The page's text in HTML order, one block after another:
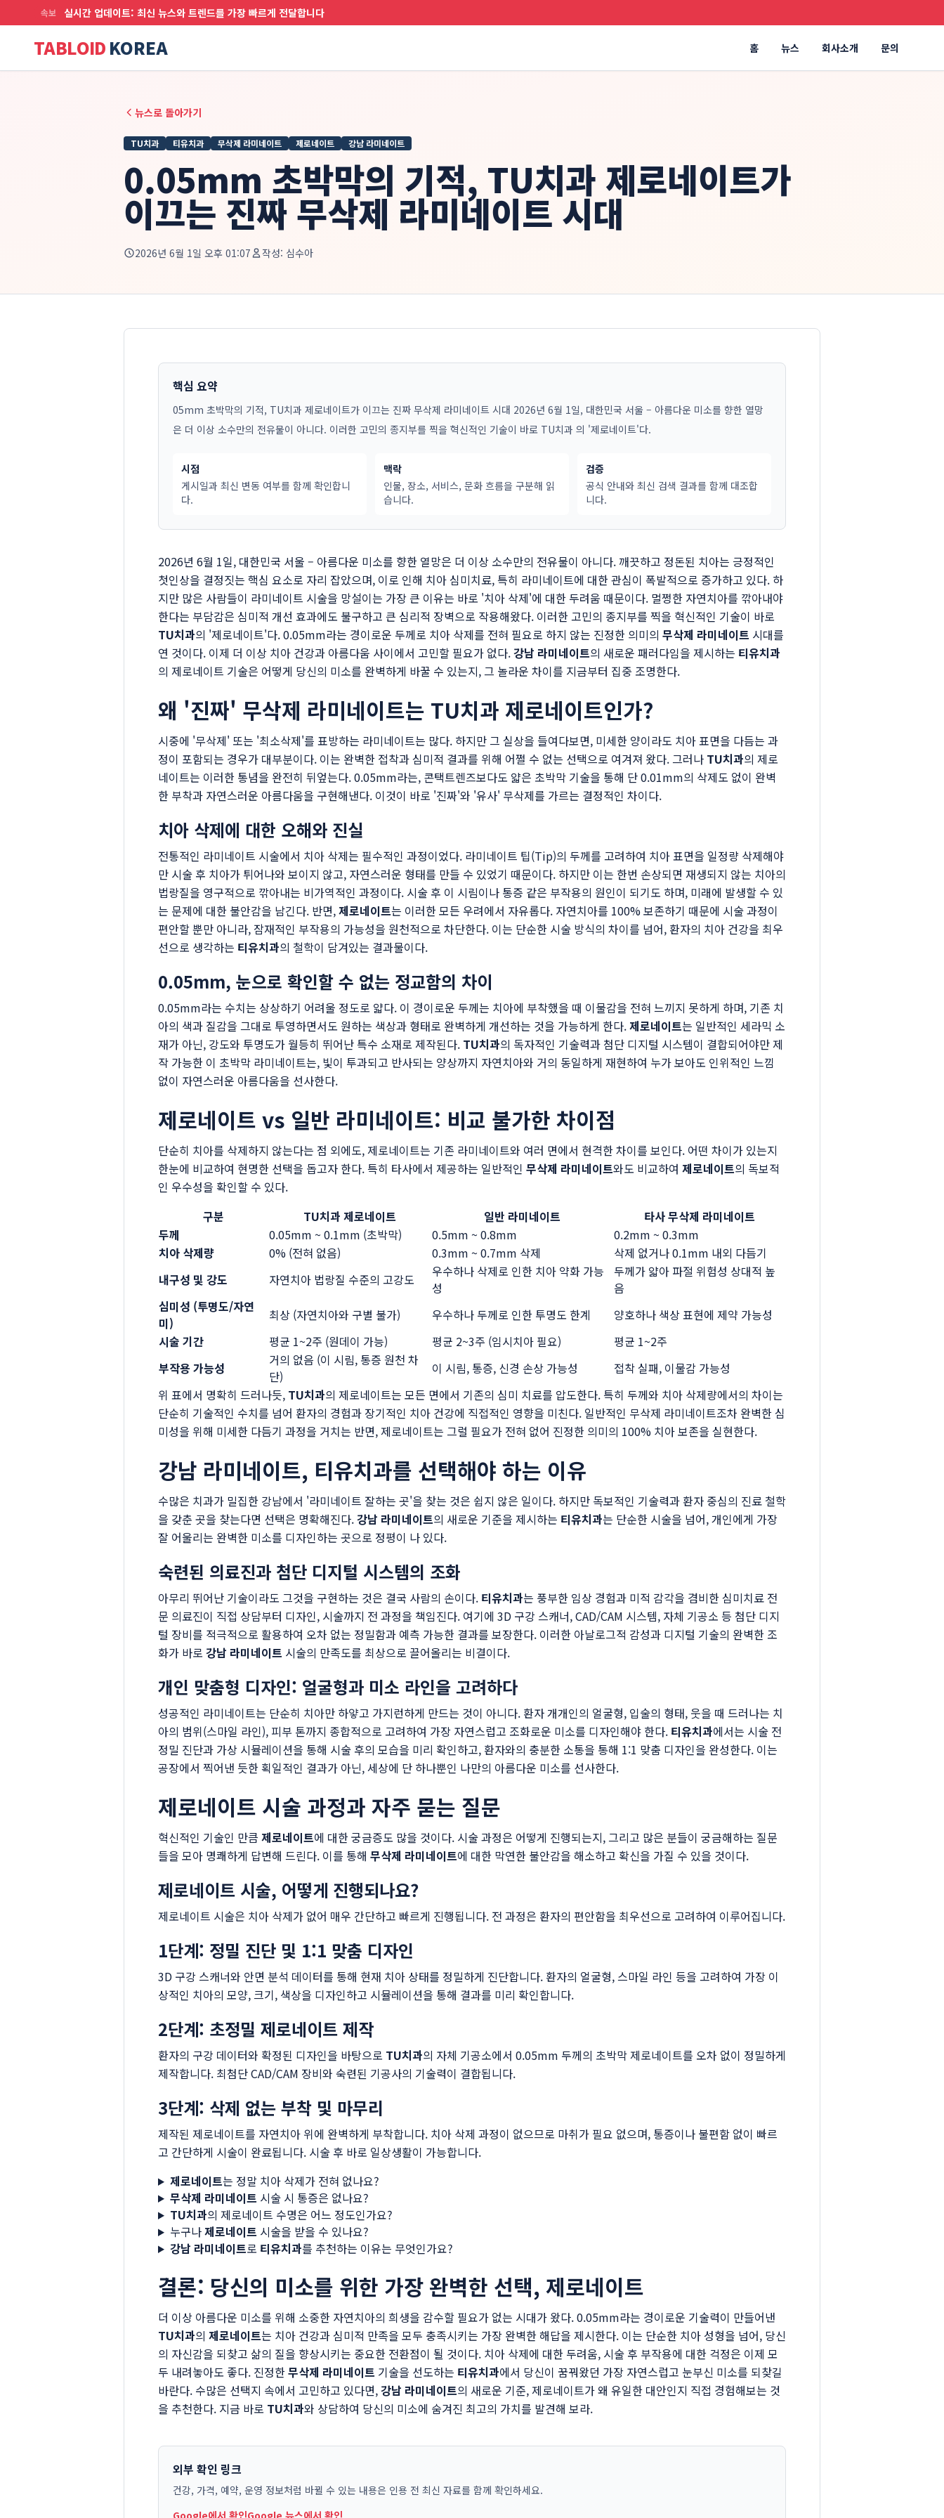
속보 실시간 업데이트: 최신 뉴스와 트렌드를 가장 빠르게 전달합니다
TABLOID KOREA 홈 뉴스 회사소개 문의
뉴스로 돌아가기
TU치과 티유치과 무삭제 라미네이트 제로네이트 강남 라미네이트
0.05mm 초박막의 기적, TU치과 제로네이트가
이끄는 진짜 무삭제 라미네이트 시대
2026년 6월 1일 오후 01:07 작성: 심수아
핵심 요약
05mm 초박막의 기적, TU치과 제로네이트가 이끄는 진짜 무삭제 라미네이트 시대 2026년 6월 1일, 대한민국 서울 – 아름다운 미소를 향한 열망
은 더 이상 소수만의 전유물이 아니다. 이러한 고민의 종지부를 찍을 혁신적인 기술이 바로 TU치과 의 '제로네이트'다.
시점
게시일과 최신 변동 여부를 함께 확인합니
다.
맥락
인물, 장소, 서비스, 문화 흐름을 구분해 읽
습니다.
검증
공식 안내와 최신 검색 결과를 함께 대조합
니다.
2026년 6월 1일, 대한민국 서울 – 아름다운 미소를 향한 열망은 더 이상 소수만의 전유물이 아니다. 깨끗하고 정돈된 치아는 긍정적인
첫인상을 결정짓는 핵심 요소로 자리 잡았으며, 이로 인해 치아 심미치료, 특히 라미네이트에 대한 관심이 폭발적으로 증가하고 있다. 하
지만 많은 사람들이 라미네이트 시술을 망설이는 가장 큰 이유는 바로 '치아 삭제'에 대한 두려움 때문이다. 멀쩡한 자연치아를 깎아내야
한다는 부담감은 심미적 개선 효과에도 불구하고 큰 심리적 장벽으로 작용해왔다. 이러한 고민의 종지부를 찍을 혁신적인 기술이 바로
TU치과의 '제로네이트'다. 0.05mm라는 경이로운 두께로 치아 삭제를 전혀 필요로 하지 않는 진정한 의미의 무삭제 라미네이트 시대를
연 것이다. 이제 더 이상 치아 건강과 아름다움 사이에서 고민할 필요가 없다.강남 라미네이트의 새로운 패러다임을 제시하는 티유치과
의 제로네이트 기술은 어떻게 당신의 미소를 완벽하게 바꿀 수 있는지, 그 놀라운 차이를 지금부터 집중 조명한다.
왜 '진짜' 무삭제 라미네이트는 TU치과 제로네이트인가?
시중에 '무삭제' 또는 '최소삭제'를 표방하는 라미네이트는 많다. 하지만 그 실상을 들여다보면, 미세한 양이라도 치아 표면을 다듬는 과
정이 포함되는 경우가 대부분이다. 이는 완벽한 접착과 심미적 결과를 위해 어쩔 수 없는 선택으로 여겨져 왔다. 그러나 TU치과의 제로
네이트는 이러한 통념을 완전히 뒤엎는다. 0.05mm라는, 콘택트렌즈보다도 얇은 초박막 기술을 통해 단 0.01mm의 삭제도 없이 완벽
한 부착과 자연스러운 아름다움을 구현해낸다. 이것이 바로 '진짜'와 '유사' 무삭제를 가르는 결정적인 차이다.
치아 삭제에 대한 오해와 진실
전통적인 라미네이트 시술에서 치아 삭제는 필수적인 과정이었다. 라미네이트 팁(Tip)의 두께를 고려하여 치아 표면을 일정량 삭제해야
만 시술 후 치아가 튀어나와 보이지 않고, 자연스러운 형태를 만들 수 있었기 때문이다. 하지만 이는 한번 손상되면 재생되지 않는 치아의
법랑질을 영구적으로 깎아내는 비가역적인 과정이다. 시술 후 이 시림이나 통증 같은 부작용의 원인이 되기도 하며, 미래에 발생할 수 있
는 문제에 대한 불안감을 남긴다. 반면,제로네이트는 이러한 모든 우려에서 자유롭다. 자연치아를 100% 보존하기 때문에 시술 과정이
편안할 뿐만 아니라, 잠재적인 부작용의 가능성을 원천적으로 차단한다. 이는 단순한 시술 방식의 차이를 넘어, 환자의 치아 건강을 최우
선으로 생각하는 티유치과의 철학이 담겨있는 결과물이다.
0.05mm, 눈으로 확인할 수 없는 정교함의 차이
0.05mm라는 수치는 상상하기 어려울 정도로 얇다. 이 경이로운 두께는 치아에 부착했을 때 이물감을 전혀 느끼지 못하게 하며, 기존 치
아의 색과 질감을 그대로 투영하면서도 원하는 색상과 형태로 완벽하게 개선하는 것을 가능하게 한다.제로네이트는 일반적인 세라믹 소
재가 아닌, 강도와 투명도가 월등히 뛰어난 특수 소재로 제작된다. TU치과의 독자적인 기술력과 첨단 디지털 시스템이 결합되어야만 제
작 가능한 이 초박막 라미네이트는, 빛이 투과되고 반사되는 양상까지 자연치아와 거의 동일하게 재현하여 누가 보아도 인위적인 느낌
없이 자연스러운 아름다움을 선사한다.
제로네이트 vs 일반 라미네이트: 비교 불가한 차이점
단순히 치아를 삭제하지 않는다는 점 외에도, 제로네이트는 기존 라미네이트와 여러 면에서 현격한 차이를 보인다. 어떤 차이가 있는지
한눈에 비교하여 현명한 선택을 돕고자 한다. 특히 타사에서 제공하는 일반적인 무삭제 라미네이트와도 비교하여 제로네이트의 독보적
인 우수성을 확인할 수 있다.
구분
TU치과 제로네이트 일반 라미네이트
타사 무삭제 라미네이트
두께
0.05mm ~ 0.1mm (초박막) 0.5mm ~ 0.8mm
0.2mm ~ 0.3mm
치아 삭제량
0% (전혀 없음) 0.3mm ~ 0.7mm 삭제
삭제 없거나 0.1mm 내외 다듬기
내구성 및 강도
자연치아 법랑질 수준의 고강도
우수하나 삭제로 인한 치아 약화 가능
성
두께가 얇아 파절 위험성 상대적 높
음
심미성 (투명도/자연
미)
최상 (자연치아와 구별 불가) 우수하나 두께로 인한 투명도 한계
양호하나 색상 표현에 제약 가능성
시술 기간
평균 1~2주 (원데이 가능) 평균 2~3주 (임시치아 필요)
평균 1~2주
부작용 가능성
거의 없음 (이 시림, 통증 원천 차
단)
이 시림, 통증, 신경 손상 가능성
접착 실패, 이물감 가능성
위 표에서 명확히 드러나듯, TU치과의 제로네이트는 모든 면에서 기존의 심미 치료를 압도한다. 특히 두께와 치아 삭제량에서의 차이는
단순히 기술적인 수치를 넘어 환자의 경험과 장기적인 치아 건강에 직접적인 영향을 미친다. 일반적인 무삭제 라미네이트조차 완벽한 심
미성을 위해 미세한 다듬기 과정을 거치는 반면, 제로네이트는 그럴 필요가 전혀 없어 진정한 의미의 100% 치아 보존을 실현한다.
강남 라미네이트, 티유치과를 선택해야 하는 이유
수많은 치과가 밀집한 강남에서 '라미네이트 잘하는 곳'을 찾는 것은 쉽지 않은 일이다. 하지만 독보적인 기술력과 환자 중심의 진료 철학
을 갖춘 곳을 찾는다면 선택은 명확해진다.강남 라미네이트의 새로운 기준을 제시하는 티유치과는 단순한 시술을 넘어, 개인에게 가장
잘 어울리는 완벽한 미소를 디자인하는 곳으로 정평이 나 있다.
숙련된 의료진과 첨단 디지털 시스템의 조화
아무리 뛰어난 기술이라도 그것을 구현하는 것은 결국 사람의 손이다. 티유치과는 풍부한 임상 경험과 미적 감각을 겸비한 심미치료 전
문 의료진이 직접 상담부터 디자인, 시술까지 전 과정을 책임진다. 여기에 3D 구강 스캐너, CAD/CAM 시스템, 자체 기공소 등 첨단 디지
털 장비를 적극적으로 활용하여 오차 없는 정밀함과 예측 가능한 결과를 보장한다. 이러한 아날로그적 감성과 디지털 기술의 완벽한 조
화가 바로 강남 라미네이트 시술의 만족도를 최상으로 끌어올리는 비결이다.
개인 맞춤형 디자인: 얼굴형과 미소 라인을 고려하다
성공적인 라미네이트는 단순히 치아만 하얗고 가지런하게 만드는 것이 아니다. 환자 개개인의 얼굴형, 입술의 형태, 웃을 때 드러나는 치
아의 범위(스마일 라인), 피부 톤까지 종합적으로 고려하여 가장 자연스럽고 조화로운 미소를 디자인해야 한다. 티유치과에서는 시술 전
정밀 진단과 가상 시뮬레이션을 통해 시술 후의 모습을 미리 확인하고, 환자와의 충분한 소통을 통해 1:1 맞춤 디자인을 완성한다. 이는
공장에서 찍어낸 듯한 획일적인 결과가 아닌, 세상에 단 하나뿐인 나만의 아름다운 미소를 선사한다.
제로네이트 시술 과정과 자주 묻는 질문
혁신적인 기술인 만큼 제로네이트에 대한 궁금증도 많을 것이다. 시술 과정은 어떻게 진행되는지, 그리고 많은 분들이 궁금해하는 질문
들을 모아 명쾌하게 답변해 드린다. 이를 통해 무삭제 라미네이트에 대한 막연한 불안감을 해소하고 확신을 가질 수 있을 것이다.
제로네이트 시술, 어떻게 진행되나요?
제로네이트 시술은 치아 삭제가 없어 매우 간단하고 빠르게 진행됩니다. 전 과정은 환자의 편안함을 최우선으로 고려하여 이루어집니다.
1단계: 정밀 진단 및 1:1 맞춤 디자인
3D 구강 스캐너와 안면 분석 데이터를 통해 현재 치아 상태를 정밀하게 진단합니다. 환자의 얼굴형, 스마일 라인 등을 고려하여 가장 이
상적인 치아의 모양, 크기, 색상을 디자인하고 시뮬레이션을 통해 결과를 미리 확인합니다.
2단계: 초정밀 제로네이트 제작
환자의 구강 데이터와 확정된 디자인을 바탕으로 TU치과의 자체 기공소에서 0.05mm 두께의 초박막 제로네이트를 오차 없이 정밀하게
제작합니다. 최첨단 CAD/CAM 장비와 숙련된 기공사의 기술력이 결합됩니다.
3단계: 삭제 없는 부착 및 마무리
제작된 제로네이트를 자연치아 위에 완벽하게 부착합니다. 치아 삭제 과정이 없으므로 마취가 필요 없으며, 통증이나 불편함 없이 빠르
고 간단하게 시술이 완료됩니다. 시술 후 바로 일상생활이 가능합니다.
제로네이트는 정말 치아 삭제가 전혀 없나요?
무삭제 라미네이트 시술 시 통증은 없나요?
TU치과의 제로네이트 수명은 어느 정도인가요?
누구나제로네이트 시술을 받을 수 있나요?
강남 라미네이트로 티유치과를 추천하는 이유는 무엇인가요?
결론: 당신의 미소를 위한 가장 완벽한 선택, 제로네이트
더 이상 아름다운 미소를 위해 소중한 자연치아의 희생을 감수할 필요가 없는 시대가 왔다. 0.05mm라는 경이로운 기술력이 만들어낸
TU치과의 제로네이트는 치아 건강과 심미적 만족을 모두 충족시키는 가장 완벽한 해답을 제시한다. 이는 단순한 치아 성형을 넘어, 당신
의 자신감을 되찾고 삶의 질을 향상시키는 중요한 전환점이 될 것이다. 치아 삭제에 대한 두려움, 시술 후 부작용에 대한 걱정은 이제 모
두 내려놓아도 좋다. 진정한무삭제 라미네이트 기술을 선도하는 티유치과에서 당신이 꿈꿔왔던 가장 자연스럽고 눈부신 미소를 되찾길
바란다. 수많은 선택지 속에서 고민하고 있다면,강남 라미네이트의 새로운 기준, 제로네이트가 왜 유일한 대안인지 직접 경험해보는 것
을 추천한다. 지금 바로 TU치과와 상담하여 당신의 미소에 숨겨진 최고의 가치를 발견해 보라.
외부 확인 링크
건강, 가격, 예약, 운영 정보처럼 바뀔 수 있는 내용은 인용 전 최신 자료를 함께 확인하세요.
Google에서 확인Google 뉴스에서 확인